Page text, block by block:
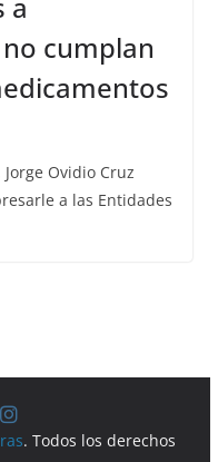
cumplan
Ovidio Cruz
a las Entidades
. Todos los derechos